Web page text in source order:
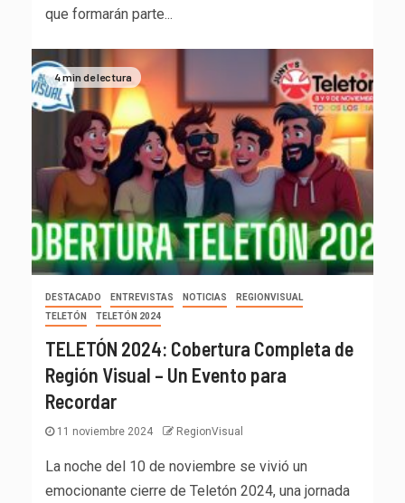
que formarán parte...
4 min de lectura
DESTACADO ENTREVISTAS NOTICIAS
REGIONVISUAL
TELETÓN
TELETÓN 2024
TELETÓN 2024: Cobertura Completa de
Región Visual – Un Evento para
Recordar
11 noviembre 2024 RegionVisual
La noche del 10 de noviembre se vivió un
emocionante cierre de Teletón 2024, una jornada